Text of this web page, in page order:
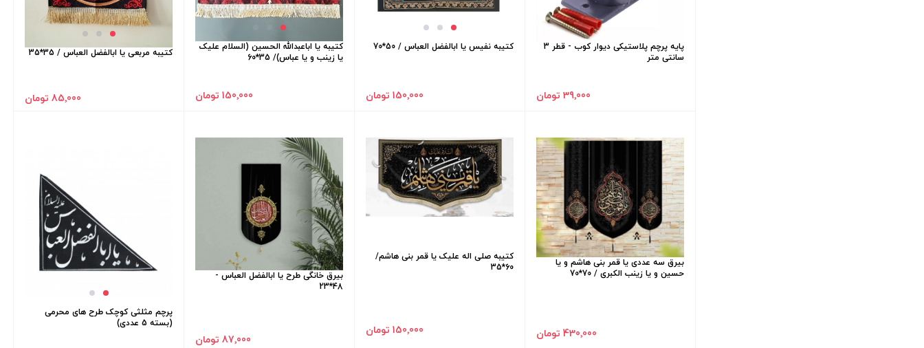
پایه پرچم پلاستیکی دیوار کوب - قطر 3
سانتی متر
39٬000 تومان
کتیبه نفیس یا ابالفضل العباس / 50*70
150٬000 تومان
کتیبه یا اباعبدالله الحسین (السلام علیک
یا زینب و یا عباس)/ 35*60
150٬000 تومان
کتیبه مربعی یا ابالفضل العباس / 35*35
85٬000 تومان
بیرق سه عددی یا قمر بنی هاشم و یا
حسین و یا زینب الکبری / 70*70
430٬000 تومان
کتیبه صلی اله علیک یا قمر بنی هاشم/
60*35
150٬000 تومان
بیرق خانگی طرح یا ابالفضل العباس -
48*23
87٬000 تومان
پرچم مثلثی کوچک طرح های محرمی
(بسته 5 عددی)